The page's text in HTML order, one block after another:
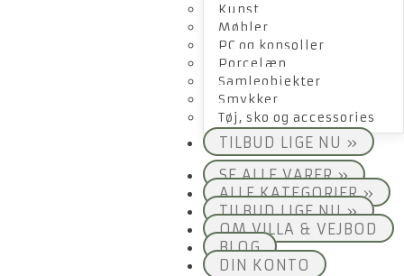
Kunst
Møbler
PC og konsoller
Porcelæn
Samleobjekter
Smykker
Tøj, sko og accessories
TILBUD LIGE NU »
SE ALLE VARER »
ALLE KATEGORIER »
TILBUD LIGE NU »
OM VILLA & VEJBOD
BLOG
DIN KONTO